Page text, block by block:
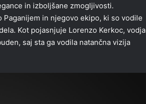
in izboljšane zmogljivosti.
in njegovo ekipo, ki so vodile
Kot pojasnjuje Lorenzo Kerkoc, vodja
saj sta ga vodila natančna vizija